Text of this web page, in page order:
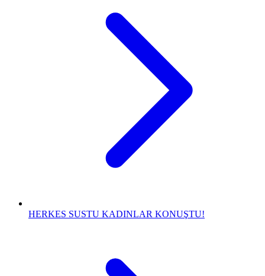
HERKES SUSTU KADINLAR KONUŞTU!